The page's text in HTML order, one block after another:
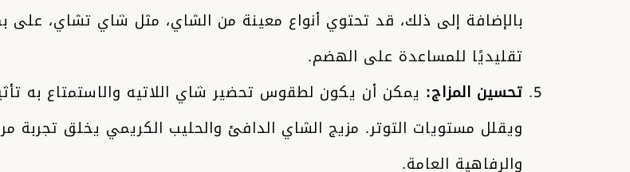
بالإضافة إلى ذلك، قد تحتوي أنواع معينة من الشاي، مثل شاي تشاي، على
تقليديًا للمساعدة على الهضم.
تحسين المزاج: يمكن أن يكون لطقوس تحضير شاي اللاتيه والاستمتاع به
ويقلل مستويات التوتر. مزيج الشاي الدافئ والحليب الكريمي يخلق
والرفاهية العامة.